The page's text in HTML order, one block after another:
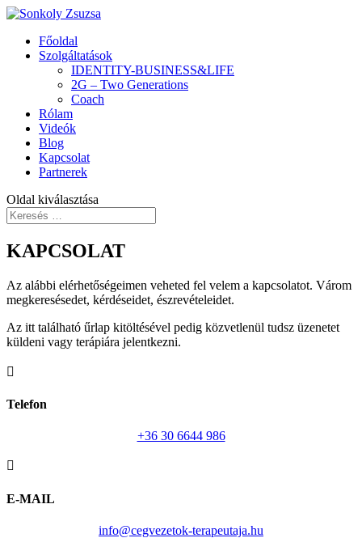
Főoldal
Szolgáltatások
IDENTITY-BUSINESS&LIFE
2G – Two Generations
Coach
Rólam
Videók
Blog
Kapcsolat
Partnerek
Oldal kiválasztása
KAPCSOLAT
Az alábbi elérhetőségeimen veheted fel velem a kapcsolatot. Várom
megkeresésedet, kérdéseidet, észrevételeidet.
Az itt található űrlap kitöltésével pedig közvetlenül tudsz üzenetet
küldeni vagy terápiára jelentkezni.

Telefon
+36 30 6644 986

E-MAIL
info@cegvezetok-terapeutaja.hu